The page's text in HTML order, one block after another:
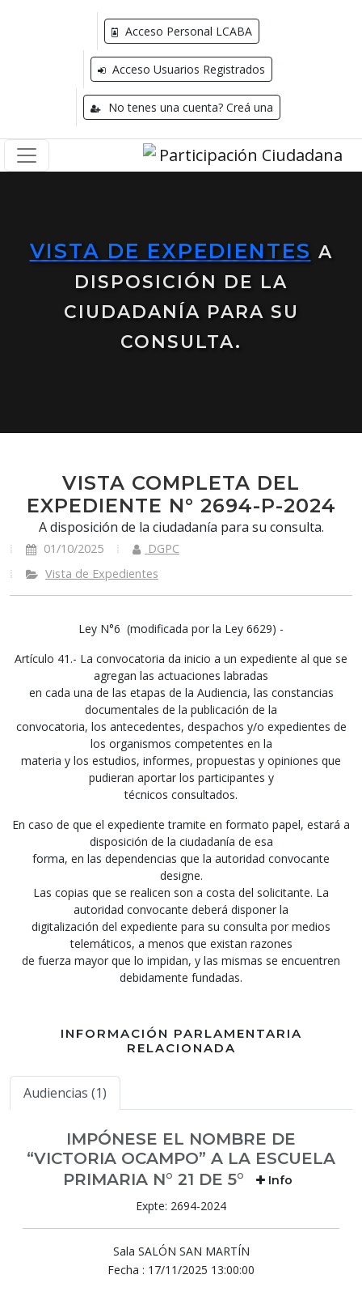
Acceso Personal LCABA
Acceso Usuarios Registrados
No tenes una cuenta? Creá una
VISTA DE EXPEDIENTES A
DISPOSICIÓN DE LA
CIUDADANÍA PARA SU
CONSULTA.
VISTA COMPLETA DEL
EXPEDIENTE N° 2694-P-2024
A disposición de la ciudadanía para su consulta.
01/10/2025
DGPC
Vista de Expedientes
Ley N°6 (modificada por la Ley 6629) -
Artículo 41.- La convocatoria da inicio a un expediente al que se
agregan las actuaciones labradas
en cada una de las etapas de la Audiencia, las constancias
documentales de la publicación de la
convocatoria, los antecedentes, despachos y/o expedientes de
los organismos competentes en la
materia y los estudios, informes, propuestas y opiniones que
pudieran aportar los participantes y
técnicos consultados.
En caso de que el expediente tramite en formato papel, estará a
disposición de la ciudadanía de esa
forma, en las dependencias que la autoridad convocante
designe.
Las copias que se realicen son a costa del solicitante. La
autoridad convocante deberá disponer la
digitalización del expediente para su consulta por medios
telemáticos, a menos que existan razones
de fuerza mayor que lo impidan, y las mismas se encuentren
debidamente fundadas.
INFORMACIÓN PARLAMENTARIA
RELACIONADA
Audiencias (1)
IMPÓNESE EL NOMBRE DE
“VICTORIA OCAMPO” A LA ESCUELA
PRIMARIA N° 21 DE 5°
Info
Expte: 2694-2024
Sala SALÓN SAN MARTÍN
Fecha : 17/11/2025 13:00:00